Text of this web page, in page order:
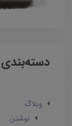
دسته‌بندی
وبلاگ
نوشتن